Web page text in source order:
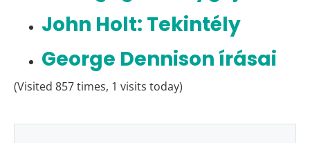
John Holt: Tekintély
George Dennison írásai
(Visited 857 times, 1 visits today)